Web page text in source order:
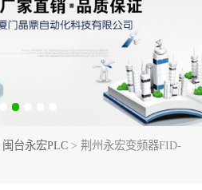
闽台永宏PLC > 荆州永宏变频器FID-
WEINVIEW闽台威纶触摸
魏德米勒接线端子
魏德米勒电源
MOXA通讯模块